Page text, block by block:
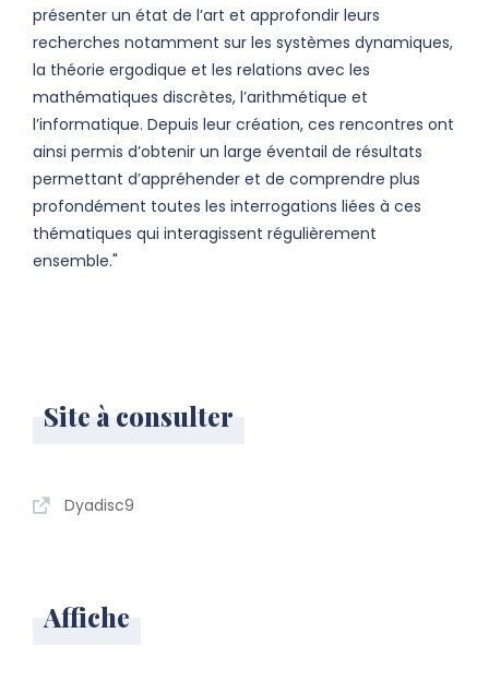
présenter un état de l’art et approfondir leurs
recherches notamment sur les systèmes dynamiques,
la théorie ergodique et les relations avec les
mathématiques discrètes, l’arithmétique et
l’informatique. Depuis leur création, ces rencontres ont
ainsi permis d’obtenir un large éventail de résultats
permettant d’appréhender et de comprendre plus
profondément toutes les interrogations liées à ces
thématiques qui interagissent régulièrement
ensemble."
Site à consulter
Dyadisc9
Affiche